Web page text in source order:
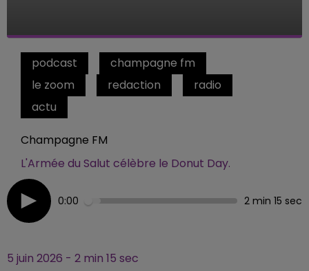
podcast
champagne fm
le zoom
redaction
radio
actu
Champagne FM
L'Armée du Salut célèbre le Donut Day.
0:00 2 min 15 sec
5 juin 2026 - 2 min 15 sec